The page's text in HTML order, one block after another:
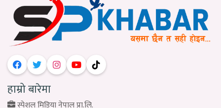
हाम्रो बारेमा
स्पेशल मिडिया नेपाल प्रा.लि.